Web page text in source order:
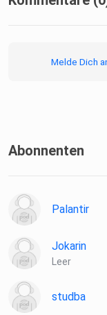
Melde Dich
Abonnenten
Palantir
Jokarin
Leer
studba